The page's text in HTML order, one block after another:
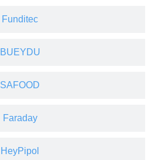
Funditec
BUEYDU
SAFOOD
Faraday
HeyPipol